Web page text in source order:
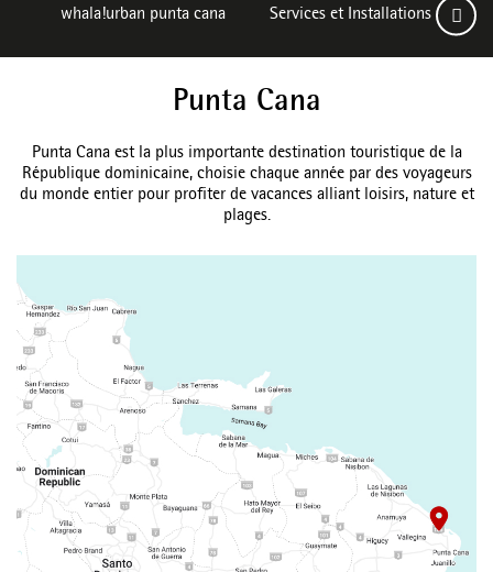
whala!urban punta cana Services et Installations
Punta Cana
Punta Cana est la plus importante destination touristique de la
République dominicaine, choisie chaque année par des voyageurs
du monde entier pour profiter de vacances alliant loisirs, nature et
plages.